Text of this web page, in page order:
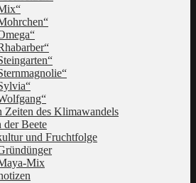
Zeiten des Klimawandels
der Beete
und Fruchtfolge
Mix